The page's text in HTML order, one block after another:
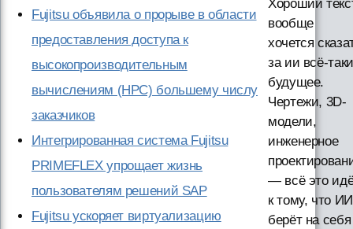
Fujitsu объявила о прорыве в области
предоставления доступа к
высокопроизводительным
вычислениям (HPC) большему числу
заказчиков
Интегрированная система Fujitsu
PRIMEFLEX упрощает жизнь
пользователям решений SAP
Fujitsu ускоряет виртуализацию
Хороший
вообще
хочется
за ии всё-таки
будущее.
Чертежи, 3D-
модели,
инженерное
— всё это
к тому, что ИИ
берёт на себя